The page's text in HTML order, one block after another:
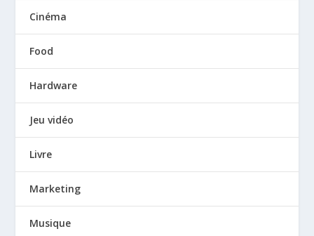
Cinéma
Food
Hardware
Jeu vidéo
Livre
Marketing
Musique